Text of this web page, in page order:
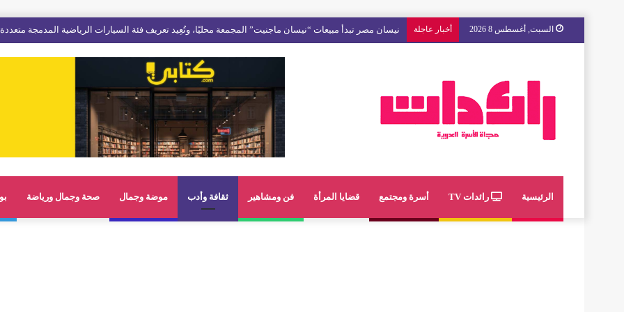
السبت, أغسطس 8 2026 أخبار عاجلة مع « The Next Ad » ، إنوي يُسند حملته الإعلانية المقبلة إلى الشباب المغربي
الرئيسية رائدات TV أسرة ومجتمع قضايا المرأة فن ومشاهير ثقافة وأدب موضة وجمال صحة وجمال ورياضة